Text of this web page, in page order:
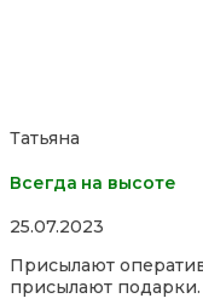
Татьяна
Всегда на высоте
Rated
out
of
25.07.2023
Присылают
присылают подарки.